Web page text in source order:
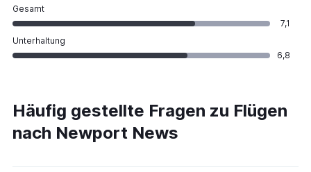
Gesamt
7,1
Unterhaltung
6,8
Häufig gestellte Fragen zu Flügen
nach Newport News